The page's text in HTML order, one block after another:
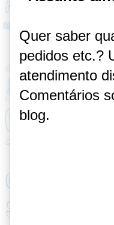
Quer saber
pedidos etc.?
atendimento
Comentários
blog.